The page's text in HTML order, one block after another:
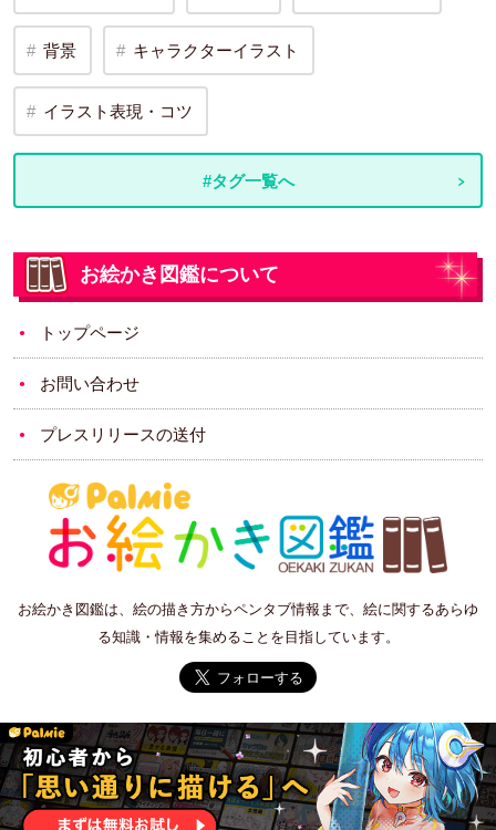
背景 キャラクターイラスト
イラスト表現・コツ
#タグ一覧へ
お絵かき図鑑について
トップページ
お問い合わせ
プレスリリースの送付
お絵かき図鑑は、絵の描き方からペンタブ情報まで、絵に関するあらゆ
る知識・情報を集めることを目指しています。